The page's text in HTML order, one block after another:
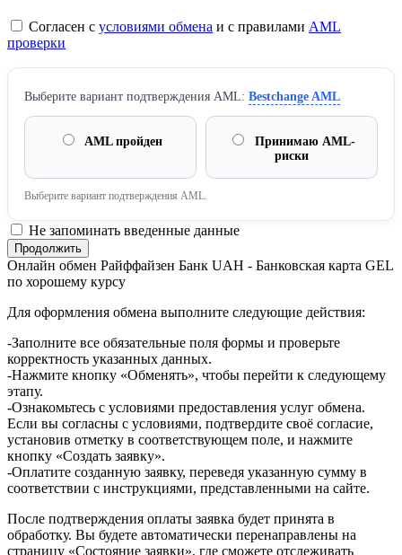
Согласен с условиями обмена и с правилами AML
проверки
Выберите вариант подтверждения AML: Bestchange AML
AML пройден
Принимаю AML-
риски
Выберите вариант подтверждения AML.
Не запоминать введенные данные
Онлайн обмен Райффайзен Банк UAH - Банковская карта GEL
по хорошему курсу
Для оформления обмена выполните следующие действия:
-Заполните все обязательные поля формы и проверьте
корректность указанных данных.
-Нажмите кнопку «Обменять», чтобы перейти к следующему
этапу.
-Ознакомьтесь с условиями предоставления услуг обмена.
Если вы согласны с условиями, подтвердите своё согласие,
установив отметку в соответствующем поле, и нажмите
кнопку «Создать заявку».
-Оплатите созданную заявку, переведя указанную сумму в
соответствии с инструкциями, представленными на сайте.
После подтверждения оплаты заявка будет принята в
обработку. Вы будете автоматически перенаправлены на
страницу «Состояние заявки», где сможете отслеживать